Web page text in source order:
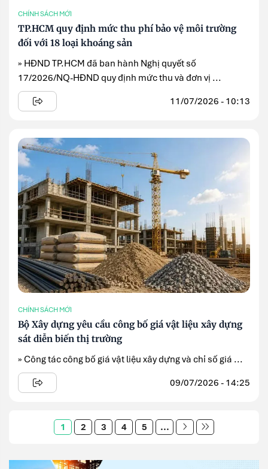
CHÍNH SÁCH MỚI
TP.HCM quy định mức thu phí bảo vệ môi trường
đối với 18 loại khoáng sản
» HĐND TP.HCM đã ban hành Nghị quyết số
17/2026/NQ-HĐND quy định mức thu và đơn vị ...
11/07/2026 - 10:13
CHÍNH SÁCH MỚI
Bộ Xây dựng yêu cầu công bố giá vật liệu xây dựng
sát diễn biến thị trường
» Công tác công bố giá vật liệu xây dựng và chỉ số giá ...
09/07/2026 - 14:25
1 2 3 4 5 ...